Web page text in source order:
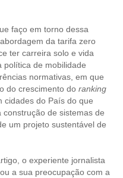
DE SÓCIO
faço em torno dessa
da tarifa zero
ter carreira solo e vida
política de mobilidade
normativas, em que
do crescimento do ranking
cidades do País do que
de sistemas de
um projeto sustentável de
o experiente jornalista
a sua preocupação com a